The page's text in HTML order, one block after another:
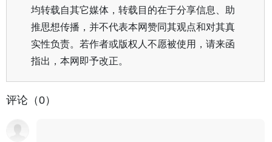
均转载自其它媒体，转载目的在于分享信息、助
推思想传播，并不代表本网赞同其观点和对其真
实性负责。若作者或版权人不愿被使用，请来函
指出，本网即予改正。
评论（0）